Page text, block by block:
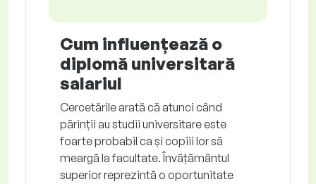
Cum influențează o
diplomă universitară
salariul
Cercetările arată că atunci când
părinții au studii universitare este
foarte probabil ca și copiii lor să
meargă la facultate. Învățământul
superior reprezintă o oportunitate